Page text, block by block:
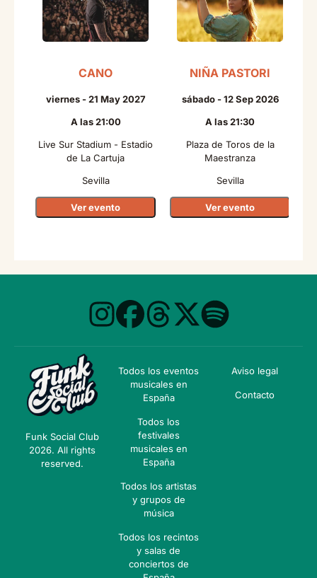
CANO
viernes - 21 May 2027
A las 21:00
Live Sur Stadium - Estadio
de La Cartuja
Sevilla
Ver evento
NIÑA PASTORI
sábado - 12 Sep 2026
A las 21:30
Plaza de Toros de la
Maestranza
Sevilla
Ver evento
Funk Social Club
2026. All rights
reserved.
Todos los eventos
musicales en
España
Todos los
festivales
musicales en
España
Todos los artistas
y grupos de
música
Todos los recintos
y salas de
conciertos de
Aviso legal
Contacto